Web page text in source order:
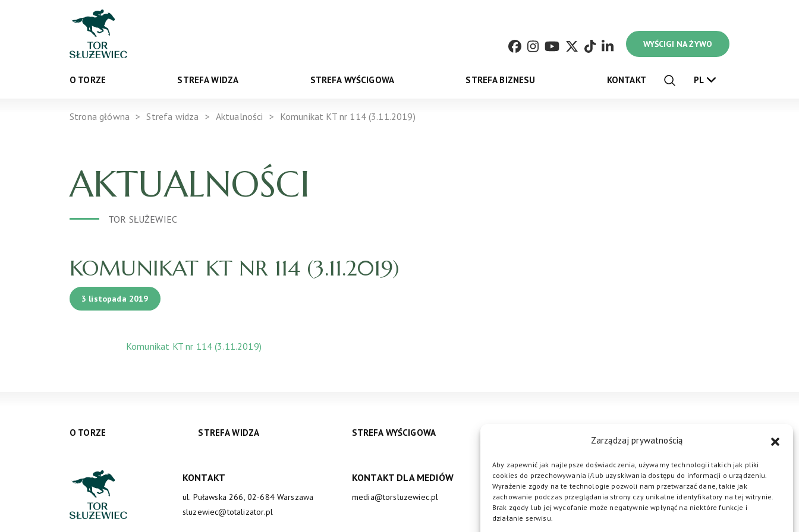
Zarządzaj prywatnością
Aby zapewnić jak najlepsze doświadczenia, używamy technologii takich jak pliki
cookies do przechowywania i/lub uzyskiwania dostępu do informacji o urządzeniu.
Wyrażenie zgody na te technologie pozwoli nam przetwarzać dane, takie jak
zachowanie podczas przeglądania strony czy unikalne identyfikatory na tej witrynie.
Brak zgody lub jej wycofanie może negatywnie wpłynąć na niektóre funkcje i
działanie serwisu.
WYŚCIGI NA ŻYWO
O TORZE STREFA WIDZA STREFA WYŚCIGOWA STREFA BIZNESU KONTAKT PL
Strona główna Strefa widza Aktualności Komunikat KT nr 114 (3.11.2019)
AKTUALNOŚCI
TOR SŁUŻEWIEC
KOMUNIKAT KT NR 114 (3.11.2019)
3 listopada 2019
Komunikat KT nr 114 (3.11.2019)
O TORZE STREFA WIDZA STREFA WYŚCIGOWA
KONTAKT
ul. Puławska 266, 02-684 Warszawa
sluzewiec@totalizator.pl
KONTAKT DLA MEDIÓW
media@torsluzewiec.pl
DOŁĄCZ DO NAS